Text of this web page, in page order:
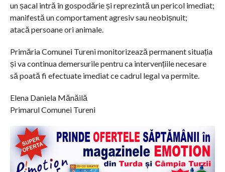
un șacal intră în gospodărie și reprezintă un pericol imediat;
manifestă un comportament agresiv sau neobișnuit;
atacă persoane ori animale.
Primăria Comunei Tureni monitorizează permanent situația
și va continua demersurile pentru ca intervențiile necesare
să poată fi efectuate imediat ce cadrul legal va permite.
Elena Daniela Mănăilă
Primarul Comunei Tureni